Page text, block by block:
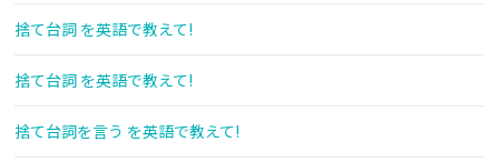
捨て台詞 を英語で教えて!
捨て台詞 を英語で教えて!
捨て台詞を言う を英語で教えて!